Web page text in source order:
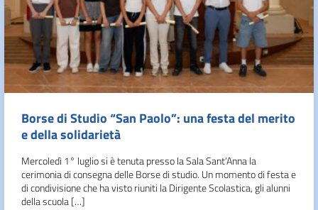
Borse di Studio “San Paolo”: una festa del merito
e della solidarietà
Mercoledì 1° luglio si è tenuta presso la Sala Sant’Anna la
cerimonia di consegna delle Borse di studio. Un momento di festa e
di condivisione che ha visto riuniti la Dirigente Scolastica, gli alunni
della scuola […]